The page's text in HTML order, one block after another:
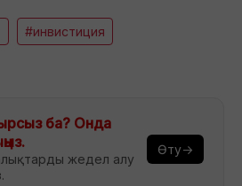
#инвистиция
ба? Онда
жедел алу
Өту→